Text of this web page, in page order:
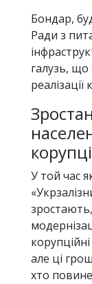
Бондар,
Ради з
галузь,
У той час
але ці
хто